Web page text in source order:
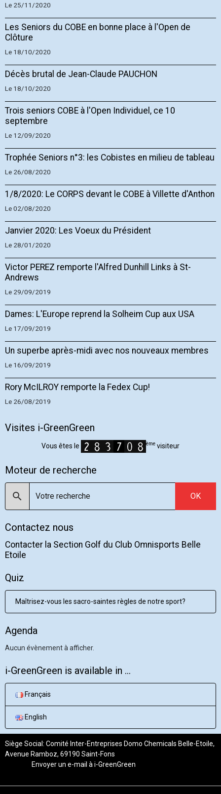
Le 25/11/2020
Les Seniors du COBE en bonne place à l'Open de
Clôture
Le 18/10/2020
Décès brutal de Jean-Claude PAUCHON
Le 18/10/2020
Trois seniors COBE à l'Open Individuel, ce 10
septembre
Le 12/09/2020
Trophée Seniors n°3: les Cobistes en milieu de tableau
Le 26/08/2020
1/8/2020: Le CORPS devant le COBE à Villette d'Anthon
Le 02/08/2020
Janvier 2020: Les Voeux du Président
Le 28/01/2020
Victor PEREZ remporte l'Alfred Dunhill Links à St-
Andrews
Le 29/09/2019
Dames: L'Europe reprend la Solheim Cup aux USA
Le 17/09/2019
Un superbe après-midi avec nos nouveaux membres
Le 16/09/2019
Rory McILROY remporte la Fedex Cup!
Le 26/08/2019
Visites i-GreenGreen
Vous êtes le ème visiteur
Moteur de recherche
OK
Contactez nous
Contacter la Section Golf du Club Omnisports Belle
Etoile
Quiz
Maîtrisez-vous les sacro-saintes règles de notre sport?
Agenda
Aucun évènement à afficher.
i-GreenGreen is available in ...
Français
English
Siège Social: Comité Inter-Entreprises Domo Chemicals Belle-Etoile,
Avenue Ramboz, 69190 Saint-Fons
Envoyer un e-mail à i-GreenGreen